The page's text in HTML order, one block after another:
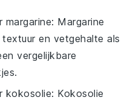
margarine: Margarine
en vetgehalte als
vergelijkbare
kokosolie: Kokosolie